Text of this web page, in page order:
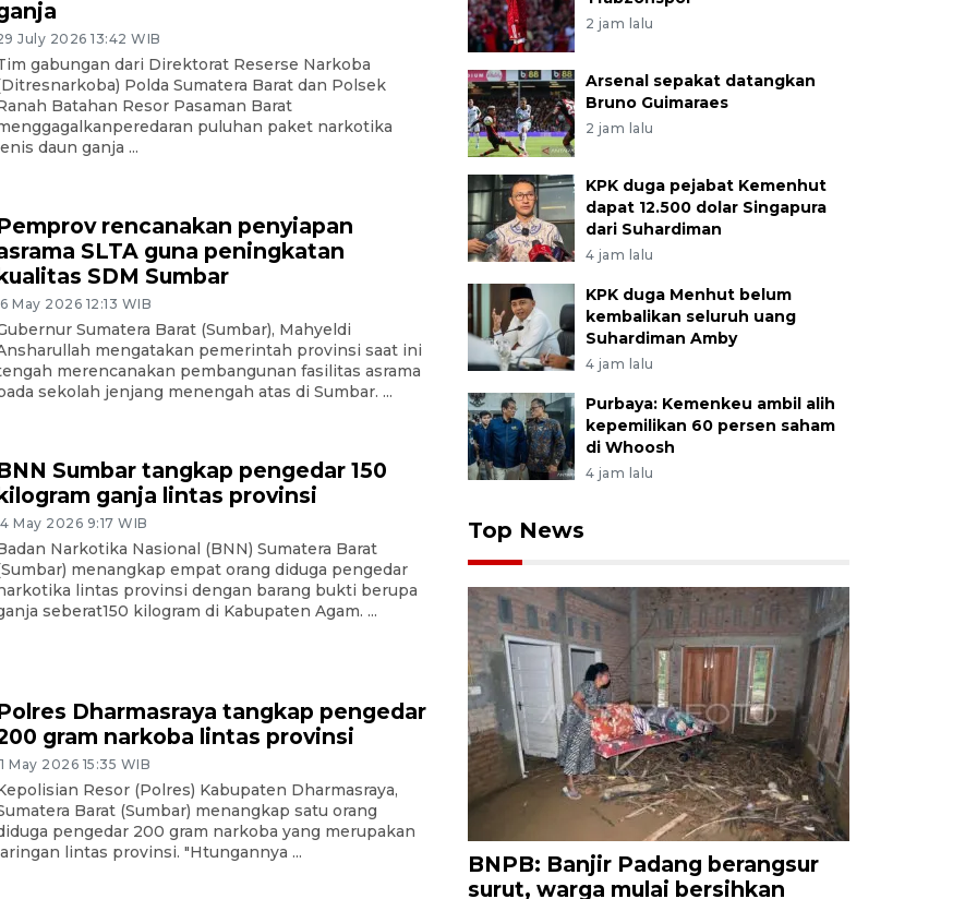
July 2026 13:42 WIB
gabungan dari Direktorat Reserse Narkoba
Polda Sumatera Barat dan Polsek
Batahan Resor Pasaman Barat
puluhan paket narkotika
daun ganja ...
rencanakan penyiapan
SLTA guna peningkatan
SDM Sumbar
May 2026 12:13 WIB
Sumatera Barat (Sumbar), Mahyeldi
mengatakan pemerintah provinsi saat ini
merencanakan pembangunan fasilitas asrama
sekolah jenjang menengah atas di Sumbar. ...
Sumbar tangkap pengedar 150
ganja lintas provinsi
May 2026 9:17 WIB
Narkotika Nasional (BNN) Sumatera Barat
menangkap empat orang diduga pengedar
lintas provinsi dengan barang bukti berupa
seberat150 kilogram di Kabupaten Agam. ...
Dharmasraya tangkap pengedar
gram narkoba lintas provinsi
May 2026 15:35 WIB
Resor (Polres) Kabupaten Dharmasraya,
Barat (Sumbar) menangkap satu orang
pengedar 200 gram narkoba yang merupakan
lintas provinsi. "Htungannya ...
2 jam lalu
Arsenal sepakat datangkan
Bruno Guimaraes
2 jam lalu
KPK duga pejabat Kemenhut
dapat 12.500 dolar Singapura
dari Suhardiman
4 jam lalu
KPK duga Menhut belum
kembalikan seluruh uang
Suhardiman Amby
4 jam lalu
Purbaya: Kemenkeu ambil alih
kepemilikan 60 persen saham
di Whoosh
4 jam lalu
Top News
BNPB: Banjir Padang berangsur
surut, warga mulai bersihkan